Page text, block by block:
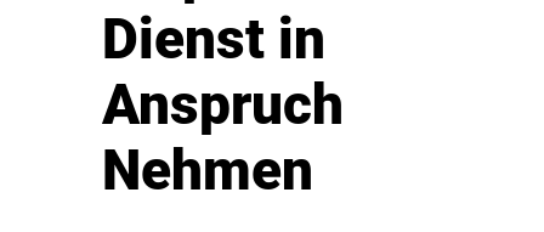
Dienst in
Anspruch
Nehmen